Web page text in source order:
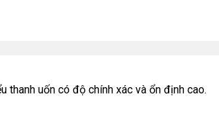
uốn có độ chính xác và ổn định cao.